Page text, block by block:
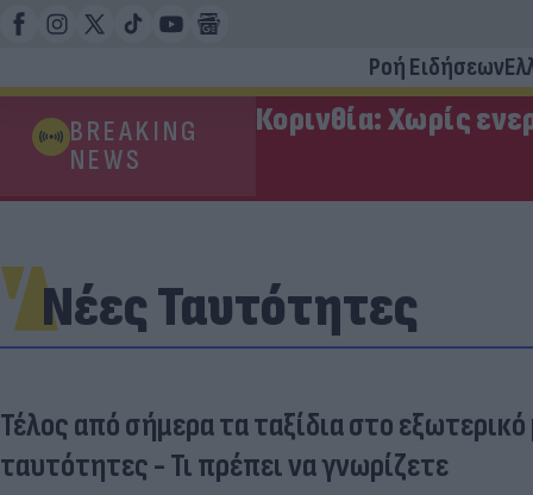
Ροή Ειδήσεων
BREAKING
NEWS
Κορινθία: Χωρίς
Νέες Ταυτότητες
Τέλος από σήμερα τα ταξίδια στο εξωτερικό
ταυτότητες - Τι πρέπει να γνωρίζετε